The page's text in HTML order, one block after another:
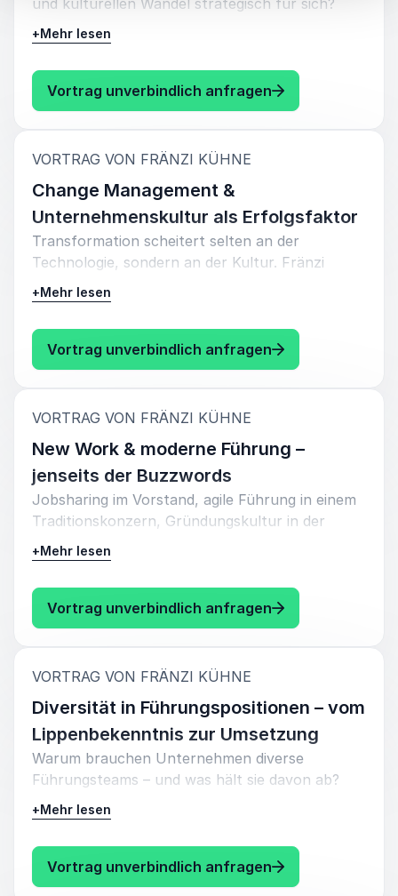
Fränzi Kühne zeigt anhand konkreter Beispiele
aus ihrer Arbeit als Gründerin, CDO und
Beraterin, wie Organisationen digitale
Innovationen – von KI über Big Data bis hin zu
neuen Plattformen – nicht nur implementieren,
sondern als echten Wettbewerbsvorteil nutzen.
+Mehr lesen
Vortrag unverbindlich anfragen: Fränzi Kühne
VORTRAG VON FRÄNZI KÜHNE
Change Management &
Unternehmenskultur als Erfolgsfaktor
Transformation scheitert selten an der
Technologie, sondern an der Kultur. Fränzi
Kühne spricht darüber, wie Unternehmen den
Wandel von innen heraus gestalten: durch
starke Beziehungen, klare Werte und den Mut,
gewachsene Strukturen zu hinterfragen. Im
Fokus steht das Zusammenspiel von Menschen,
Projekten und Organisationsstrukturen.
+Mehr lesen
Vortrag unverbindlich anfragen: Fränzi Kühne
VORTRAG VON FRÄNZI KÜHNE
New Work & moderne Führung –
jenseits der Buzzwords
Jobsharing im Vorstand, agile Führung in einem
Traditionskonzern, Gründungskultur in der
Konzernwelt: Fränzi Kühne hat moderne
Arbeitsmodelle nicht nur theoretisch
durchdacht, sondern selbst gelebt. Sie spricht
über die Realität von New Work, was
funktioniert, was nicht – und warum echte
Veränderung immer bei der Führung anfängt.
+Mehr lesen
Vortrag unverbindlich anfragen: Fränzi Kühne
VORTRAG VON FRÄNZI KÜHNE
Diversität in Führungspositionen – vom
Lippenbekenntnis zur Umsetzung
Warum brauchen Unternehmen diverse
Führungsteams – und was hält sie davon ab?
Fränzi Kühne verbindet ihre persönliche
Erfahrung als eine der jüngsten
Aufsichtsrätinnen Deutschlands mit den
Erkenntnissen ihrer Arbeit bei der AllBright
Stiftung. Sie liefert keine Appelle, sondern
+Mehr lesen
Vortrag unverbindlich anfragen: Fränzi Kühne